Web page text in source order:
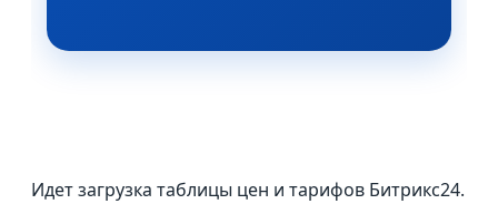
Идет загрузка таблицы цен и тарифов Битрикс24.